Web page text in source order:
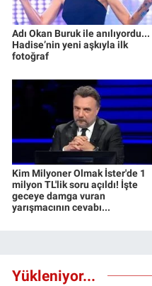
Adı Okan Buruk ile anılıyordu...
Hadise’nin yeni aşkıyla ilk
fotoğraf
Kim Milyoner Olmak İster'de 1
milyon TL'lik soru açıldı! İşte
geceye damga vuran
yarışmacının cevabı...
Yükleniyor...